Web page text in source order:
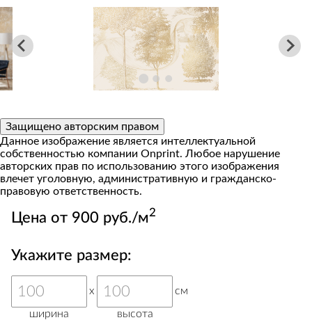
Защищено авторским правом
Данное изображение является интеллектуальной
собственностью компании Onprint. Любое нарушение
авторских прав по использованию этого изображения
влечет уголовную, административную и гражданско-
правовую ответственность.
Цена от 900 руб./м2
Укажите размер:
ширина
x
высота
см